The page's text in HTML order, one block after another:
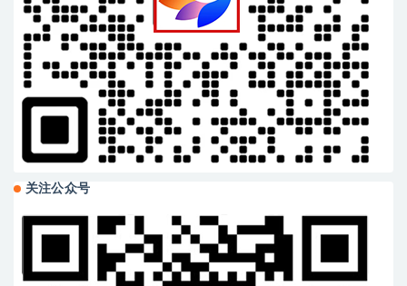
关注公众号